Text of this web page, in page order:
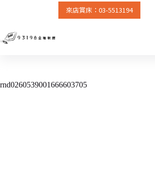
主
來店賞床：03-5513194
rnd0260539001666603705